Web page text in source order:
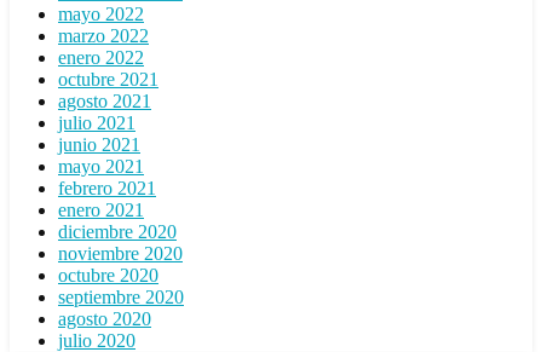
mayo 2022
marzo 2022
enero 2022
octubre 2021
agosto 2021
julio 2021
junio 2021
mayo 2021
febrero 2021
enero 2021
diciembre 2020
noviembre 2020
octubre 2020
septiembre 2020
agosto 2020
julio 2020